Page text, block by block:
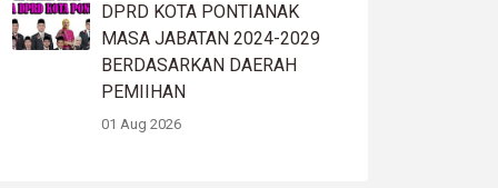
DPRD KOTA PONTIANAK
MASA JABATAN 2024-2029
BERDASARKAN DAERAH
PEMIIHAN
01 Aug 2026